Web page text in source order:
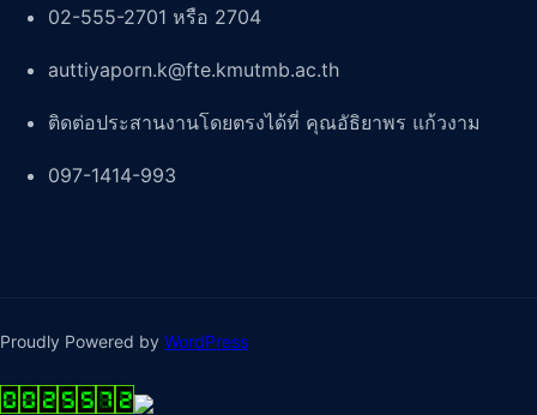
02-555-2701 หรือ 2704
auttiyaporn.k@fte.kmutmb.ac.th
ติดต่อประสานงานโดยตรงได้ที่ คุณอัธิยาพร แก้วงาม
097-1414-993
Proudly Powered by WordPress